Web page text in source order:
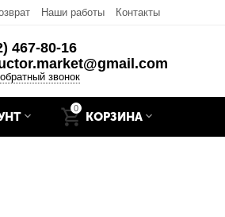
Наши работы Контакты
467-80-16
звонок
0
КОРЗИНА